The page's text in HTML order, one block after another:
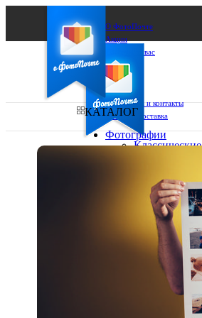
О ФотоПочте
Акции
Сделаем за вас
Бизнесу
FAQ
Франшиза
Поддержка и контакты
Оплата и доставка
Ваш регион доставки
Выберите из списка:
КАТАЛОГ
Фотографии
Классические
10х15
13х18
15х15
15х20
20х20
20х30
30х30
30х40
А4